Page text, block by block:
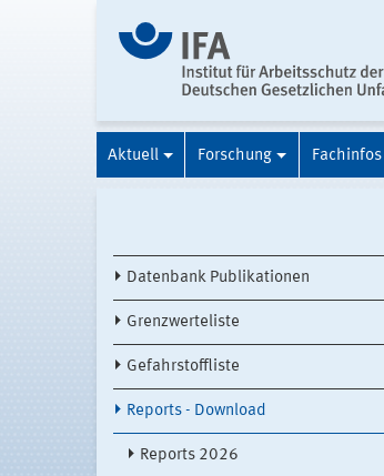
Aktuell Forschung Fachinfos
Datenbank Publikationen
Grenzwerteliste
Gefahrstoffliste
Reports - Download
Reports 2026